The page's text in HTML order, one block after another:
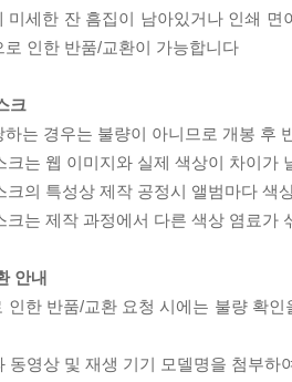
미세한 잔 흠집이 남아있거나 인쇄
로 인한 반품/교환이 가능합니다
크
하는 경우는 불량이 아니므로 개봉 후
크는 웹 이미지와 실제 색상이 차이가
크의 특성상 제작 공정시 앨범마다 색
크는 제작 과정에서 다른 색상 염료가
안내
인한 반품/교환 요청 시에는 불량 확
동영상 및 재생 기기 모델명을 첨부하